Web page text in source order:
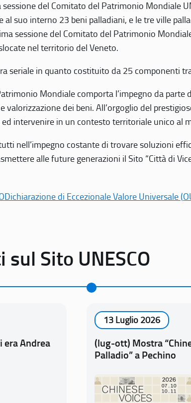
del Comitato del Patrimonio Mondiale
al suo interno 23 beni palladiani, e le tre ville
sessione del Comitato del Patrimonio
nel territorio del Veneto.
seriale in quanto costituito da 25 componenti
Mondiale comporta l’impegno da
valorizzazione dei beni. All’orgoglio del
intervenire in un contesto territoriale unico
nell’impegno costante di trovare soluzioni
alle future generazioni il Sito “Città di
Dichiarazione di Eccezionale Valore Universale
Sito UNESCO
era Andrea
13 Luglio 2026
(lug-ott) Mostra
Palladio” a Pechino